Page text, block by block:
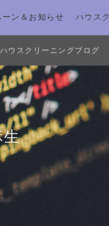
ーン＆お知らせ ハウス
ハウスクリーニングブログ
生